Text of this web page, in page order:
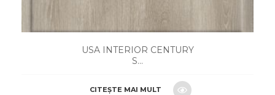
USA INTERIOR CENTURY
S...
CITEȘTE MAI MULT